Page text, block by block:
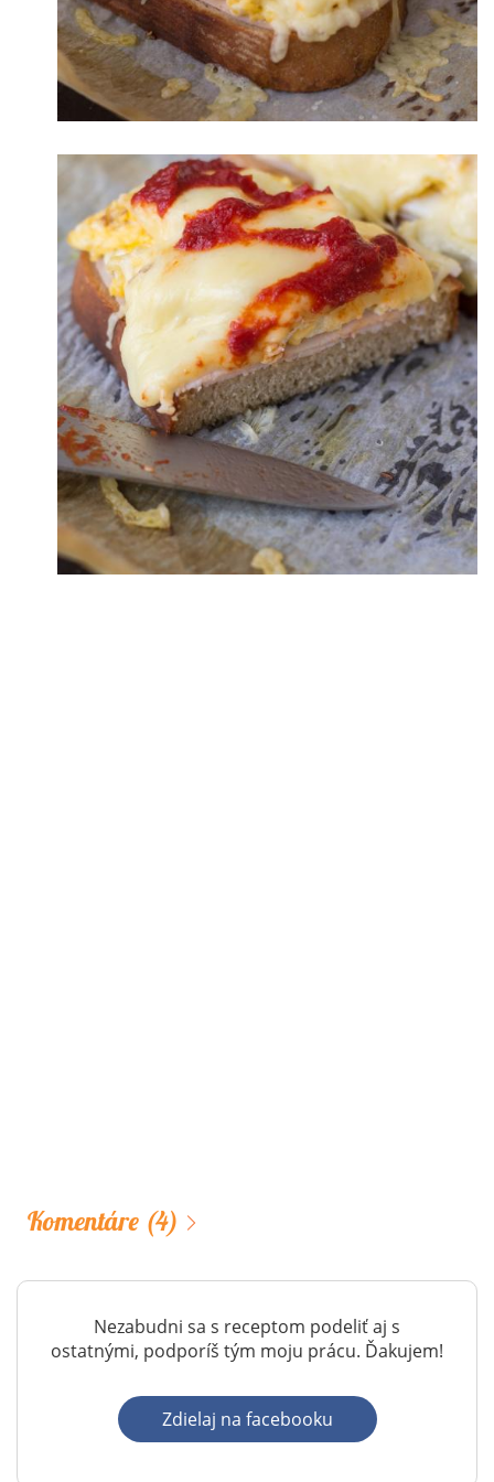
Komentáre (4)
Nezabudni sa s receptom podeliť aj s
ostatnými, podporíš tým moju prácu. Ďakujem!
Zdielaj na facebooku